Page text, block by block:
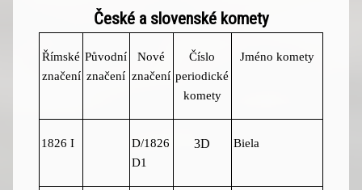
České a slovenské komety
Římské
značení
Původní
značení
Nové
značení
Číslo
periodické
komety
Jméno komety
1826 I
D/1826
D1
3D Biela